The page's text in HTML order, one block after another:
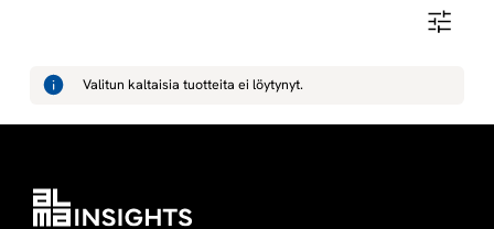
Y
M
-
M
-
H
Valitun kaltaisia tuotteita ei löytynyt.